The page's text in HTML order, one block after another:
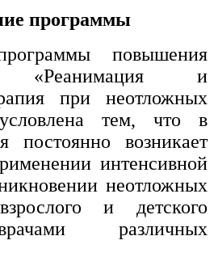
и прикладные виды
информации и
дело
системах
программы
повышения
«Реанимация и
при неотложных
тем, что в
постоянно возникает
интенсивной
неотложных
и детского
различных